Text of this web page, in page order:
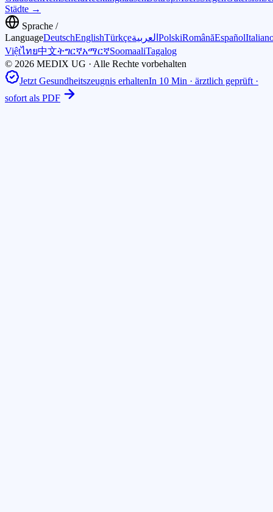
Städte →
Sprache /
LanguageDeutschEnglishTürkçeالعربية PolskiRomânăEspañol
Việtไทย中文ትግርኛአማርኛSoomaaliTagalog
© 2026 MEDIX UG · Alle Rechte vorbehalten
Jetzt Gesundheitszeugnis erhaltenIn 10 Min · ärztlich geprüft ·
sofort als PDF